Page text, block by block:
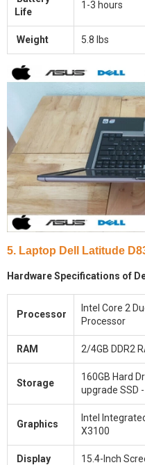
Life
1-3 hours
Weight 5.8 lbs
5. Laptop Dell Latitude
Hardware Specifications of
Processor
Intel Core 2
Processor
RAM 2/4GB DDR2
Storage
160GB Hard
upgrade SSD
Graphics
Intel
X3100
Display 15.4-Inch